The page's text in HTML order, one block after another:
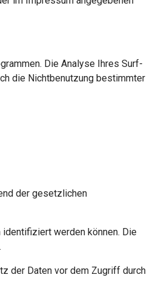
Die Analyse Ihres Surf-
die Nichtbenutzung bestimmter
der gesetzlichen
werden können. Die
der Daten vor dem Zugriff durch